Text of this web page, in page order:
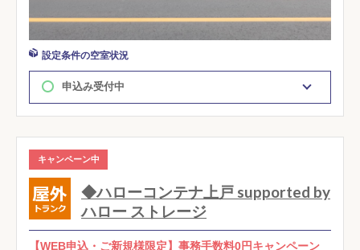
設定条件の空室状況
申込み受付中
キャンペーン中
◆ハローコンテナ上戸 supported by
ハロー ストレージ
【WEB申込・ご新規様限定】事務手数料0円キャンペーン